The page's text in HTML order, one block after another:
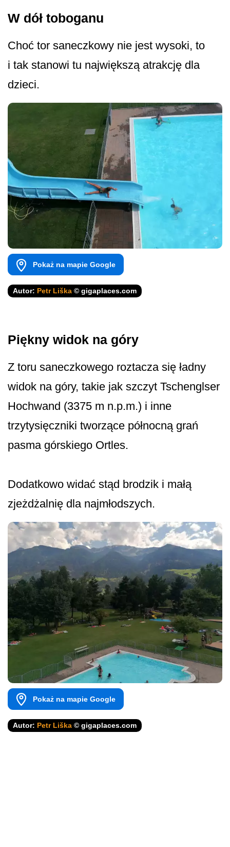
W dół toboganu
Choć tor saneczkowy nie jest wysoki, to
i tak stanowi tu największą atrakcję dla
dzieci.
Pokaż na mapie Google
Autor: Petr Liška © gigaplaces.com
Piękny widok na góry
Z toru saneczkowego roztacza się ładny
widok na góry, takie jak szczyt Tschenglser
Hochwand (3375 m n.p.m.) i inne
trzytysięczniki tworzące północną grań
pasma górskiego Ortles.
Dodatkowo widać stąd brodzik i małą
zjeżdżalnię dla najmłodszych.
Pokaż na mapie Google
Autor: Petr Liška © gigaplaces.com